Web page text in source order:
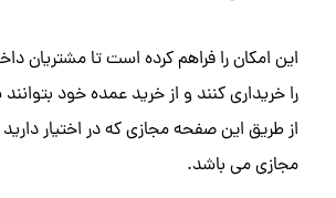
این امکان را فراهم کرده است تا
را خریداری کنند و از خرید عمده خود
از طریق این صفحه مجازی که در اختیار
مجازی می باشد.